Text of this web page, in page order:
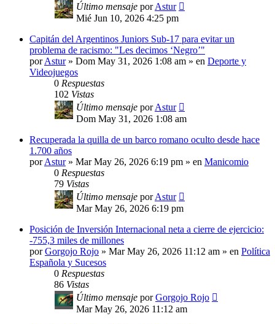
Último mensaje porAstur
Mié Jun 10, 2026 4:25 pm
Capitán del Argentinos Juniors Sub-17 para evitar un
problema de racismo: "Les decimos ‘Negro’"
porAstur» Dom May 31, 2026 1:08 am » en Deporte y
Videojuegos
0 Respuestas
102 Vistas
Último mensaje porAstur
Dom May 31, 2026 1:08 am
Recuperada la quilla de un barco romano oculto desde hace
1.700 años
porAstur» Mar May 26, 2026 6:19 pm » en Manicomio
0 Respuestas
79 Vistas
Último mensaje porAstur
Mar May 26, 2026 6:19 pm
Posición de Inversión Internacional neta a cierre de ejercicio:
-755,3 miles de millones
porGorgojo Rojo » Mar May 26, 2026 11:12 am » en Política
Española y Sucesos
0 Respuestas
86 Vistas
Último mensaje porGorgojo Rojo
Mar May 26, 2026 11:12 am